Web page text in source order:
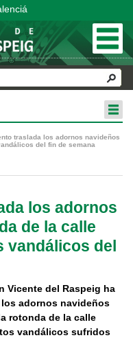
traslada los adornos navideños
del fin de semana
los adornos
de la calle
vandálicos del
Vicente del Raspeig ha
adornos navideños
rotonda de la calle
vandálicos sufridos